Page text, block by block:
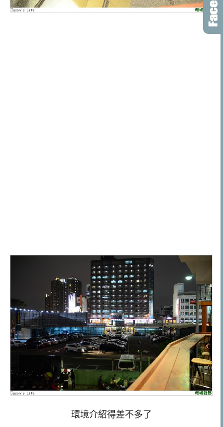
環境介紹得差不多了